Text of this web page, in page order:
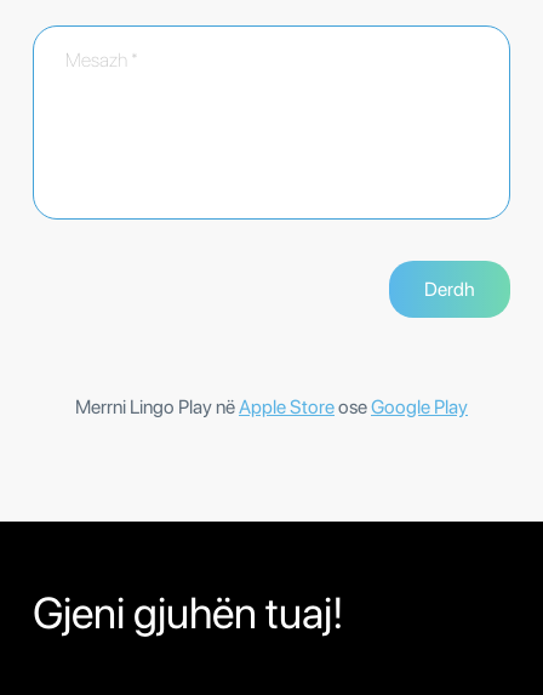
Merrni Lingo Play nëApple StoreoseGoogle Play
Gjeni gjuhën tuaj!